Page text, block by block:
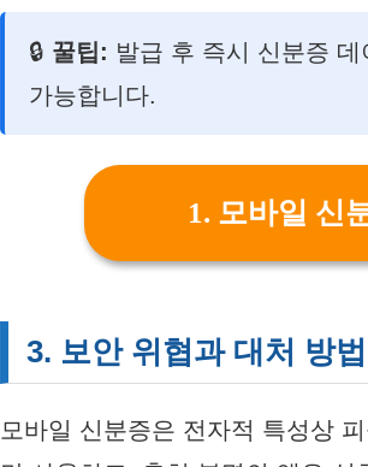
🔒 꿀팁: 발급 후 즉시 신분증
가능합니다.
1. 모바일 신
3. 보안 위협과 대처 방법
모바일 신분증은 전자적 특성상